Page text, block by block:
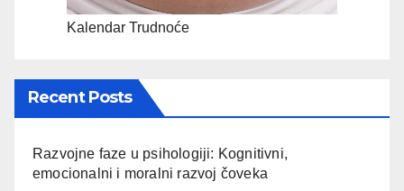
Kalendar Trudnoće
Recent Posts
Razvojne faze u psihologiji: Kognitivni,
emocionalni i moralni razvoj čoveka